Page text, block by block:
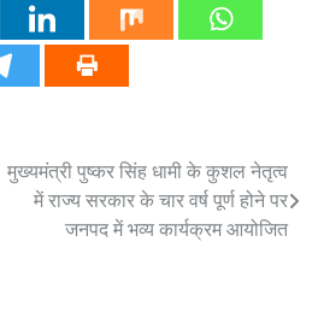
मुख्यमंत्री पुष्कर सिंह धामी के कुशल नेतृत्व
में राज्य सरकार के चार वर्ष पूर्ण होने पर
जनपद में भव्य कार्यक्रम आयोजित